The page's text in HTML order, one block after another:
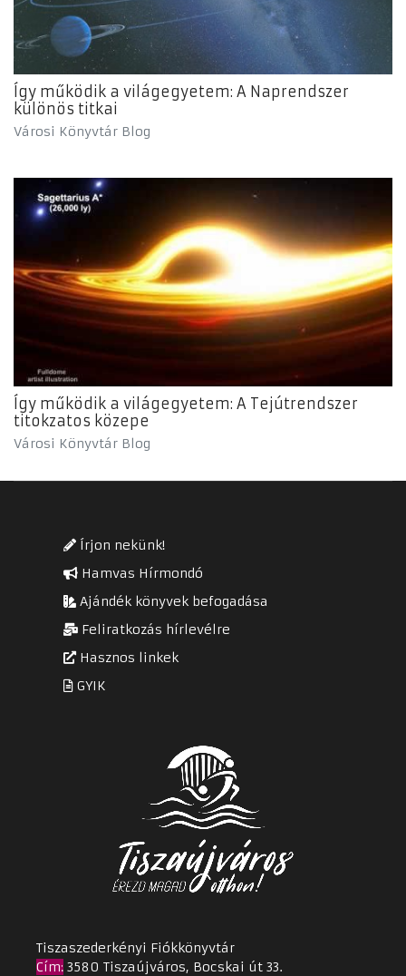
Így működik a világegyetem: A Naprendszer
különös titkai
Városi Könyvtár Blog
Így működik a világegyetem: A Tejútrendszer
titokzatos közepe
Városi Könyvtár Blog
Írjon nekünk!
Hamvas Hírmondó
Ajándék könyvek befogadása
Feliratkozás hírlevélre
Hasznos linkek
GYIK
Tiszaszederkényi Fiókkönyvtár
Cím: 3580 Tiszaújváros, Bocskai út 33.